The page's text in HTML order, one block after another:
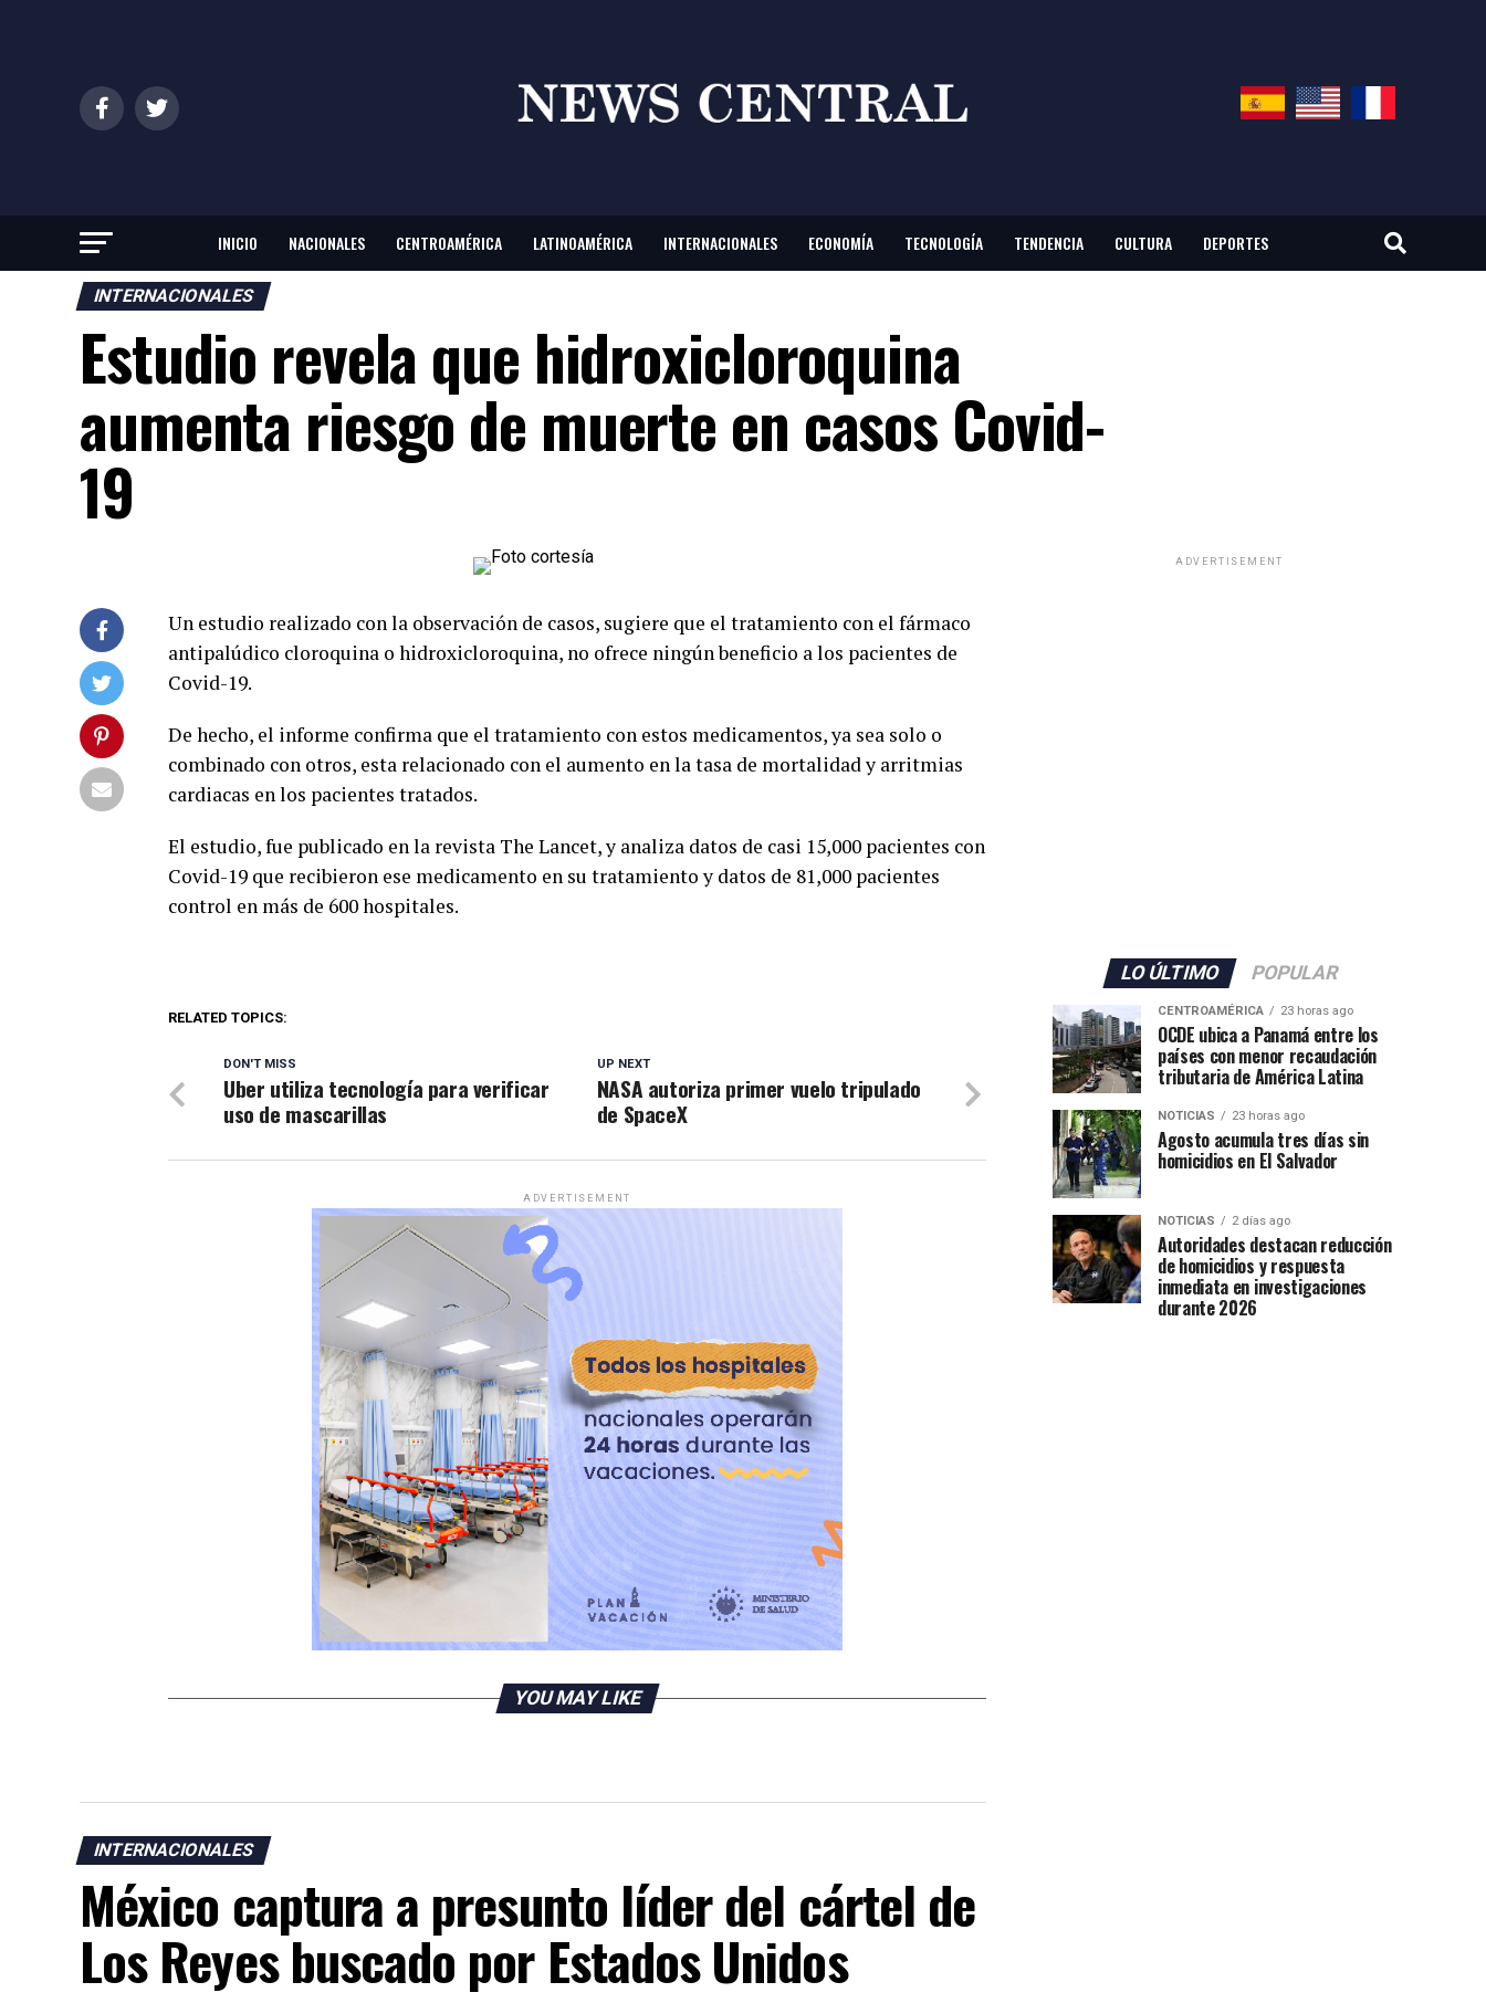
INICIO NACIONALES CENTROAMÉRICA LATINOAMÉRICA INTERNACIONALES ECONOMÍA TECNOLOGÍA TENDENCIA CULTURA DEPORTES
INTERNACIONALES
Estudio revela que hidroxicloroquina
aumenta riesgo de muerte en casos Covid-
19
Un estudio realizado con la observación de casos, sugiere que el tratamiento con el fármaco
antipalúdico cloroquina o hidroxicloroquina, no ofrece ningún beneficio a los pacientes de
Covid-19.
De hecho, el informe confirma que el tratamiento con estos medicamentos, ya sea solo o
combinado con otros, esta relacionado con el aumento en la tasa de mortalidad y arritmias
cardiacas en los pacientes tratados.
El estudio, fue publicado en la revista The Lancet, y analiza datos de casi 15,000 pacientes con
Covid-19 que recibieron ese medicamento en su tratamiento y datos de 81,000 pacientes
control en más de 600 hospitales.
RELATED TOPICS:
UP NEXT
NASA autoriza primer vuelo tripulado
de SpaceX
DON'T MISS
Uber utiliza tecnología para verificar
uso de mascarillas
ADVERTISEMENT
YOU MAY LIKE
INTERNACIONALES
México captura a presunto líder del cártel de
Los Reyes buscado por Estados Unidos
ADVERTISEMENT
LO ÚLTIMO POPULAR
CENTROAMÉRICA 23 horas ago
OCDE ubica a Panamá entre los
países con menor recaudación
tributaria de América Latina
NOTICIAS 23 horas ago
Agosto acumula tres días sin
homicidios en El Salvador
NOTICIAS 2 días ago
Autoridades destacan reducción
de homicidios y respuesta
inmediata en investigaciones
durante 2026